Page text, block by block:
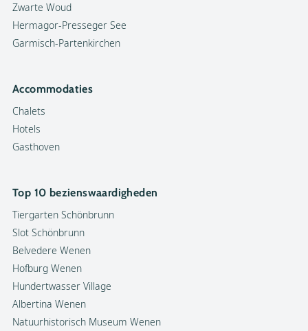
Zwarte Woud
Hermagor-Presseger See
Garmisch-Partenkirchen
Accommodaties
Chalets
Hotels
Gasthoven
Top 10 bezienswaardigheden
Tiergarten Schönbrunn
Slot Schönbrunn
Belvedere Wenen
Hofburg Wenen
Hundertwasser Village
Albertina Wenen
Natuurhistorisch Museum Wenen